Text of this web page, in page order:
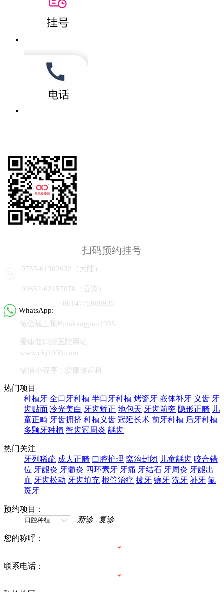
扫码预约挂号
0755-61302632（大陆）
00852-62157070（香港）
WhatsApp:
+8614775988935
微信线上预约:aikangjian1995
爱康健口腔医院网站：
www.ckj1000.com
微信小程序：爱康健齿科
热门项目
种植牙 全口牙种植 半口牙种植 烤瓷牙 嵌体补牙 义齿 牙
齿贴面 冷光美白 牙齿矫正 地包天 牙齿前突 隐形正畸 儿
童正畸 牙齿拥挤 种植义齿 冠延长术 前牙种植 后牙种植
多颗牙种植 智齿冠周炎 龋齿
热门关注
牙列稀疏 成人正畸 口腔护理 窝沟封闭 儿童龋齿 咬合错
位 牙龈炎 牙髓炎 四环素牙 牙痛 牙结石 牙周炎 牙龈出
血 牙齿松动 牙齿填充 根管治疗 拔牙 镶牙 洗牙 补牙 氟
斑牙
预约项目：
新诊
复诊
您的称呼：
*
联系电话：
*